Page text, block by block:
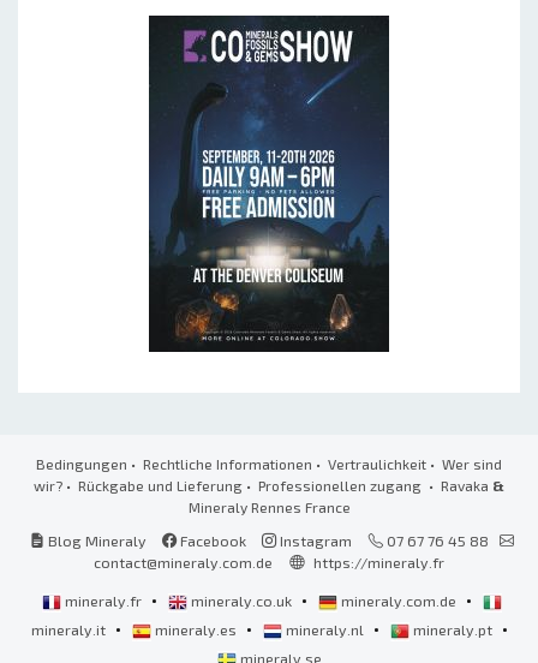
Bedingungen • Rechtliche Informationen • Vertraulichkeit • Wer sind
wir? • Rückgabe und Lieferung • Professionellen zugang • Ravaka &
Mineraly Rennes France
Blog Mineraly
Facebook Instagram
07 67 76 45 88
contact@mineraly.com.de
https://mineraly.fr
mineraly.fr • mineraly.co.uk • mineraly.com.de •
mineraly.it • mineraly.es • mineraly.nl • mineraly.pt •
mineraly.se